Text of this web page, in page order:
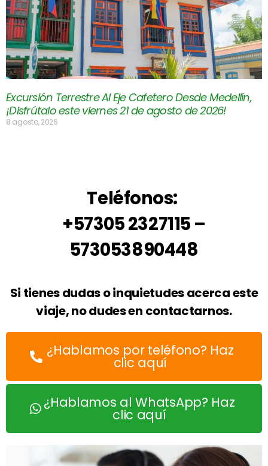
Excursión Terrestre Al Eje Cafetero Desde Medellín,
¡Disfrútalo este viernes 21 de agosto de 2026!
8 agosto, 2026
Teléfonos:
+57305 2327115 –
573053890448
Si tienes dudas o inquietudes acerca este
viaje, no dudes en contactarnos.
¿Hablamos por teléfono? Haz
clic aquí
¿Hablamos al WhatsApp? Haz
clic aquí